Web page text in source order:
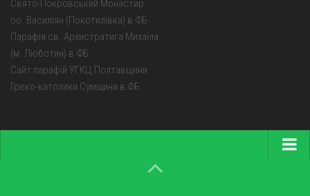
Свято-Покровський Монастир
оо. Василіян (Покотилівка) в ФБ
Парафія св. Архистратига Михаїла
(м. Люботин) в ФБ
Сайт парафій УГКЦ Полтавщини
Греко-католики Сумщини в ФБ